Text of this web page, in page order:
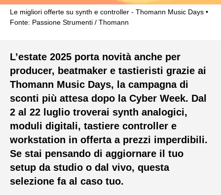
Le migliori offerte su synth e controller - Thomann Music Days
Fonte: Passione Strumenti / Thomann
L’estate 2025 porta novità anche per
producer, beatmaker e tastieristi grazie ai
Thomann Music Days, la campagna di
sconti più attesa dopo la Cyber Week. Dal
2 al 22 luglio troverai synth analogici,
moduli digitali, tastiere controller e
workstation in offerta a prezzi imperdibili.
Se stai pensando di aggiornare il tuo
setup da studio o dal vivo, questa
selezione fa al caso tuo.